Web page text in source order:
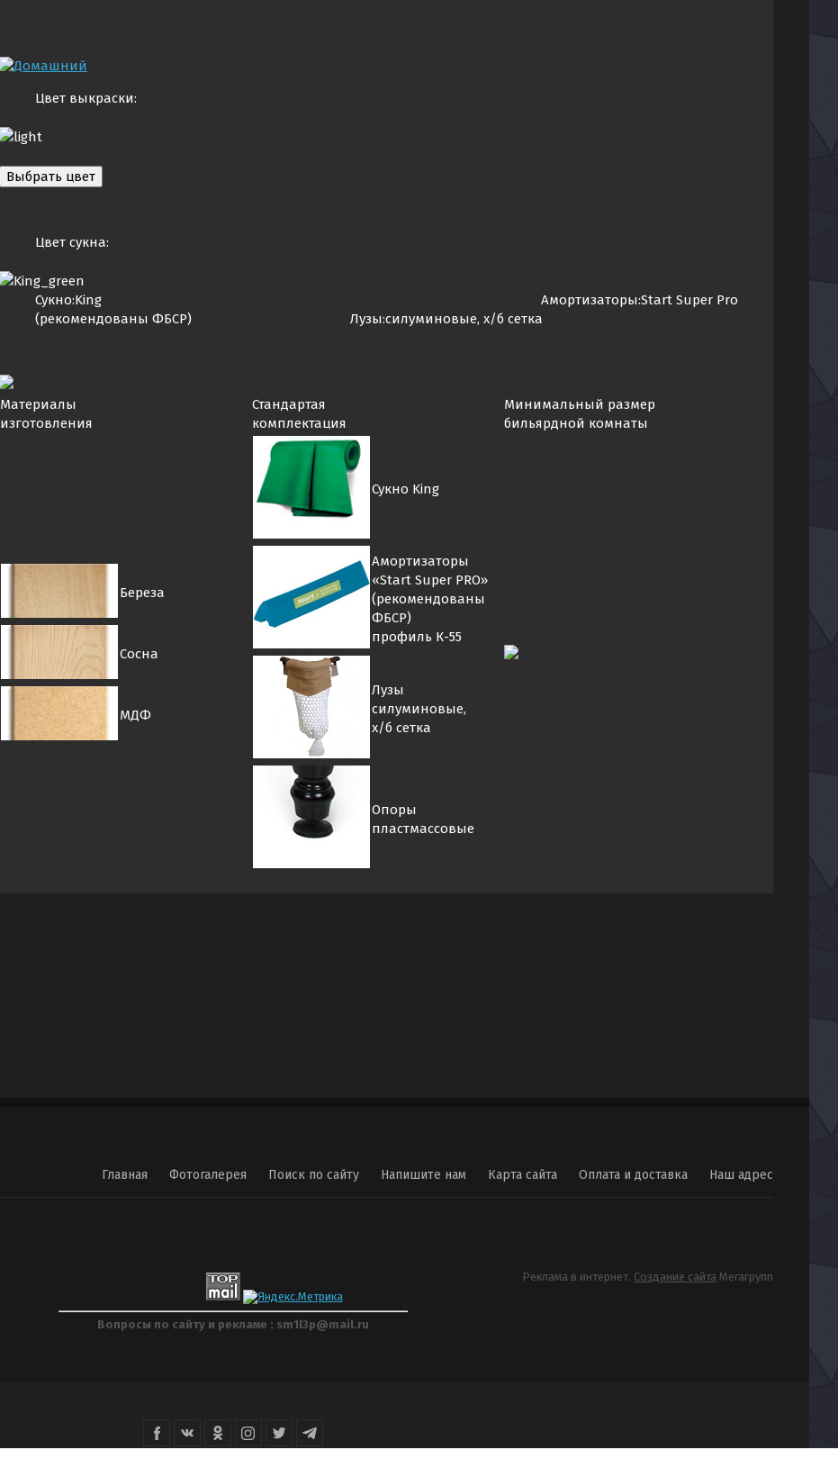
Цвет выкраски:
light
Цвет сукна:
King_green
Сукно:King Амортизаторы:Start Super Pro
(рекомендованы ФБСР) Лузы:силуминовые, х/б сетка
Материалы
изготовления
Стандартая
комплектация
Минимальный размер
бильярдной комнаты
Береза
Сосна
МДФ
Сукно King
Амортизаторы
«Start Super PRO»
(рекомендованы
ФБСР)
профиль К-55
Лузы
силуминовые,
х/б сетка
Опоры
пластмассовые
Главная Фотогалерея Поиск по сайту Напишите нам Карта сайта Оплата и доставка Наш адрес
Вопросы по сайту и рекламе : sm1l3p@mail.ru
Реклама в интернет. Создание сайта Мегагрупп